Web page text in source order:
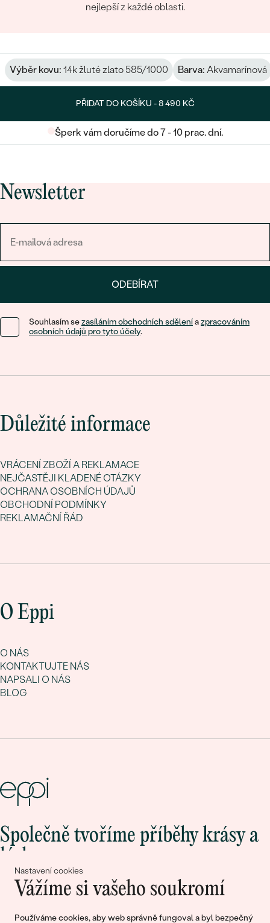
Nastavení cookies
Vážíme si vašeho soukromí
Používáme cookies, aby web správně fungoval a byl bezpečný
nejlepší z každé oblasti.
Výběr kovu: 14k žluté zlato 585/1000 Barva: Akvamarínová
PŘIDAT DO KOŠÍKU -8 490 KČ
Šperk vám doručíme do 7 - 10 prac. dní.
Newsletter
ODEBÍRAT
Souhlasím sezasíláním obchodních sděleníazpracováním
osobních údajů pro tyto účely.
Důležité informace
VRÁCENÍ ZBOŽÍ A REKLAMACE
NEJČASTĚJI KLADENÉ OTÁZKY
OCHRANA OSOBNÍCH ÚDAJŮ
OBCHODNÍ PODMÍNKY
REKLAMAČNÍ ŘÁD
O Eppi
O NÁS
KONTAKTUJTE NÁS
NAPSALI O NÁS
BLOG
Společně tvoříme příběhy krásy a
lásky
Připojte se k nám!